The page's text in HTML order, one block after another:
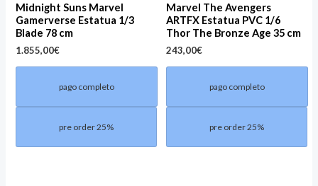
Midnight Suns Marvel
Gamerverse Estatua 1/3
Blade 78 cm
1.855,00€
pago completo
pre order 25%
Marvel The Avengers
ARTFX Estatua PVC 1/6
Thor The Bronze Age 35 cm
243,00€
pago completo
pre order 25%